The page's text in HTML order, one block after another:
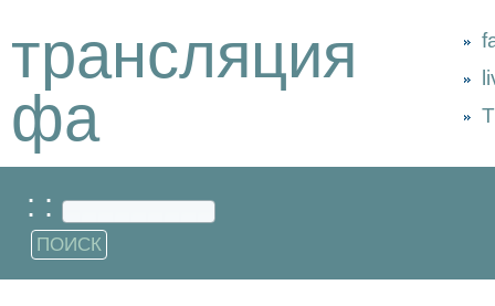
трансляция
фа
: :